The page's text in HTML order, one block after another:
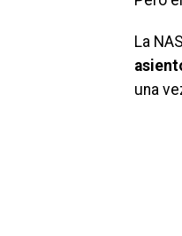
La
una